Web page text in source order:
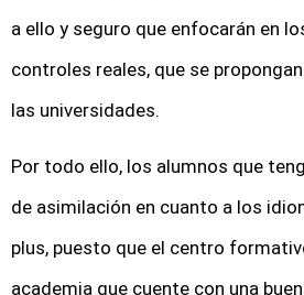
a ello y seguro que enfocarán en
controles reales, que se
las universidades.
Por todo ello, los alumnos que
de asimilación en cuanto a los
plus, puesto que el centro
academia que cuente con una